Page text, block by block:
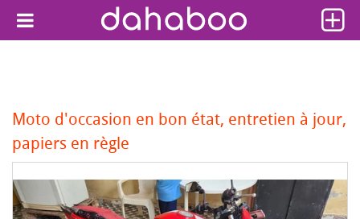
Moto d'occasion en bon état, entretien à jour,
papiers en règle